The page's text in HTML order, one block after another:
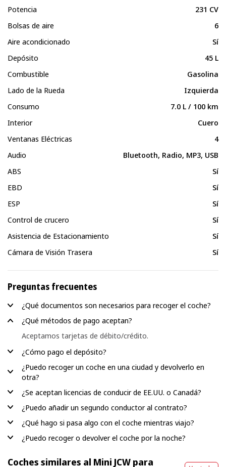
Potencia
231 CV
Bolsas de aire
6
Aire acondicionado
Sí
Depósito
45 L
Combustible
Gasolina
Lado de la Rueda
Izquierda
Consumo
7.0 L / 100 km
Interior
Cuero
Ventanas Eléctricas
4
Audio
Bluetooth, Radio, MP3, USB
ABS
Sí
EBD
Sí
ESP
Sí
Control de crucero
Sí
Asistencia de Estacionamiento
Sí
Cámara de Visión Trasera
Sí
Preguntas frecuentes
¿Qué documentos son necesarios para recoger el coche?
¿Qué métodos de pago aceptan?
Aceptamos tarjetas de débito/crédito.
¿Cómo pago el depósito?
¿Puedo recoger un coche en una ciudad y devolverlo en
otra?
¿Se aceptan licencias de conducir de EE.UU. o Canadá?
¿Puedo añadir un segundo conductor al contrato?
¿Qué hago si pasa algo con el coche mientras viajo?
¿Puedo recoger o devolver el coche por la noche?
Coches similares al Mini JCW para